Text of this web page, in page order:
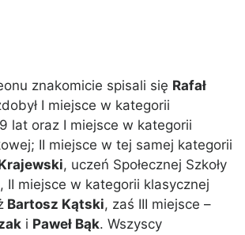
znakomicie spisali się Rafał
I miejsce w kategorii
lat oraz I miejsce w kategorii
II miejsce w tej samej kategorii
, uczeń Społecznej Szkoły
II miejsce w kategorii klasycznej
Bartosz Kątski, zaś III miejsce –
i Paweł Bąk. Wszyscy